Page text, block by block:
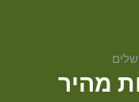
מהיר